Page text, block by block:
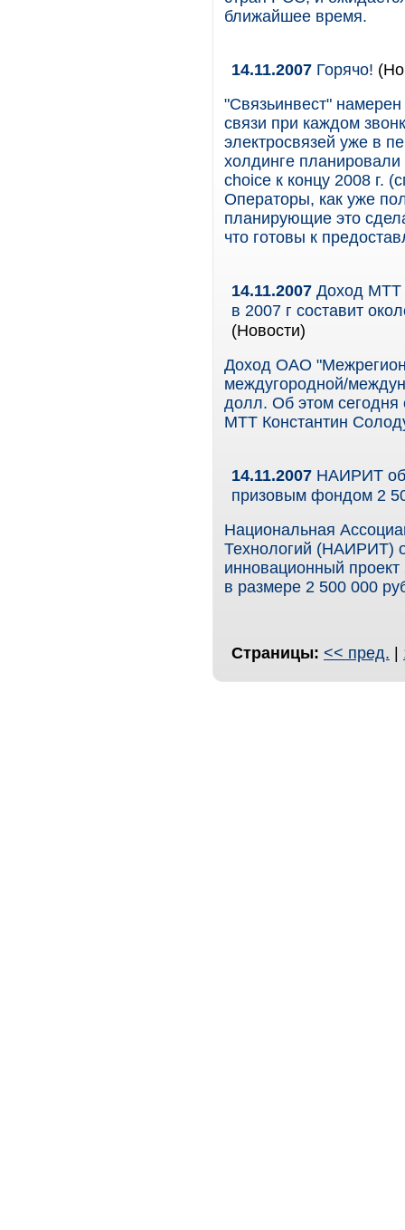
ближайшее время.
14.11.2007 Горячо!
"Связьинвест"
связи при каждом
электросвязей уже в
холдинге
choice к концу 2008 г.
Операторы, как уже
планирующие это
что готовы к
14.11.2007 Доход МТТ
в 2007 г составит
(Новости)
Доход ОАО
междугородной/
долл. Об этом сегодня
МТТ Константин
14.11.2007 НАИРИТ
призовым фондом 2
Национальная
Технологий (НАИРИТ)
инновационный проект
в размере 2 500 000
Страницы: << пред. |